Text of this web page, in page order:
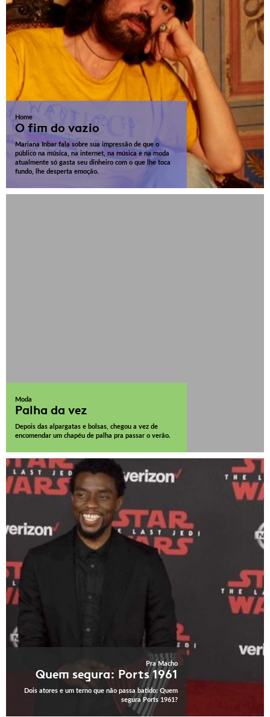
Home
O fim do vazio
Mariana Inbar fala sobre sua impressão de que o
público na música, na internet, na música e na moda
atualmente só gasta seu dinheiro com o que lhe toca
fundo, lhe desperta emoção.
Moda
Palha da vez
Depois das alpargatas e bolsas, chegou a vez de
encomendar um chapéu de palha pra passar o verão.
Pra Macho
Quem segura: Ports 1961
Dois atores e um terno que não passa batido: Quem
segura Ports 1961?